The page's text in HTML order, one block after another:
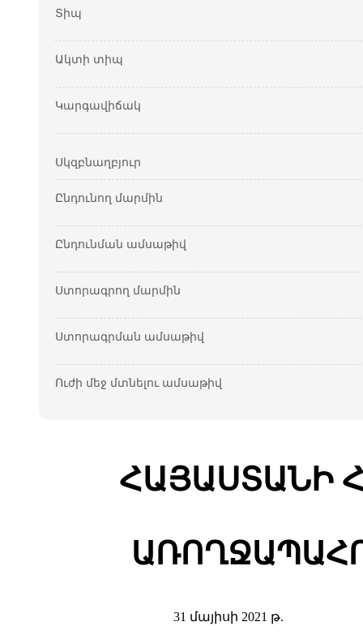
Տիպ
Ակտի տիպ
Կարգավիճակ
Սկզբնաղբյուր
Ընդունող մարմին
Ընդունման ամսաթիվ
Ստորագրող մարմին
Ստորագրման ամսաթիվ
Ուժի մեջ մտնելու ամսաթիվ
ՀԱՅԱՍՏԱՆԻ
31 մայիսի 2021 թ.